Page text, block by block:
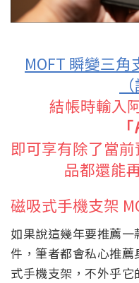
MOFT 瞬變三角
結帳時輸入
「
即可享有除了當
品都還能
磁吸式手機支架
如果說這幾年要推薦
件，筆者都會私心推
式手機支架，不外乎